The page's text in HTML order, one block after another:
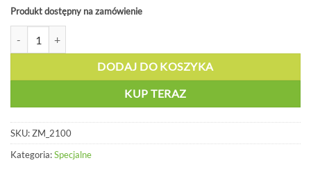
Produkt dostępny na zamówienie
DODAJ DO KOSZYKA
KUP TERAZ
SKU:ZM_2100
Kategoria:Specjalne